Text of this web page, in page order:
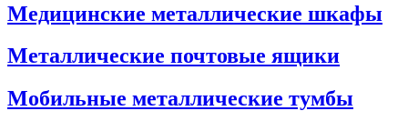
Медицинские металлические шкафы
Металлические почтовые ящики
Мобильные металлические тумбы